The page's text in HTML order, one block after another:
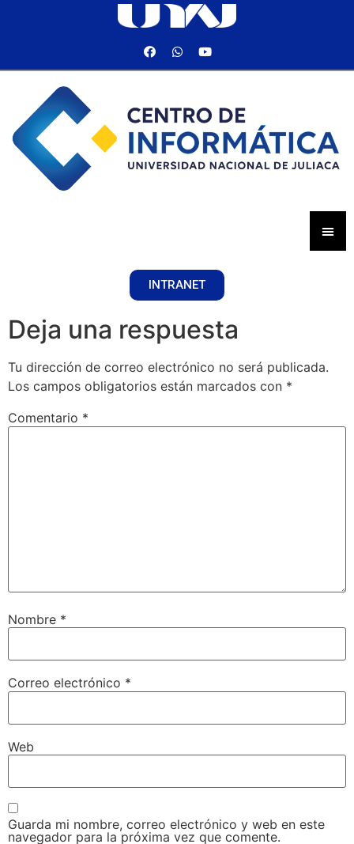
INTRANET
Deja una respuesta
Tu dirección de correo electrónico no será publicada.
Los campos obligatorios están marcados con *
Comentario *
Nombre *
Correo electrónico *
Web
Guarda mi nombre, correo electrónico y web en este
navegador para la próxima vez que comente.